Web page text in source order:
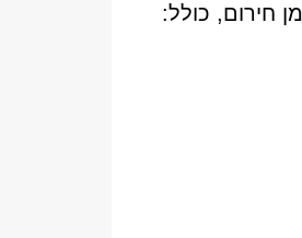
חירום, כולל: